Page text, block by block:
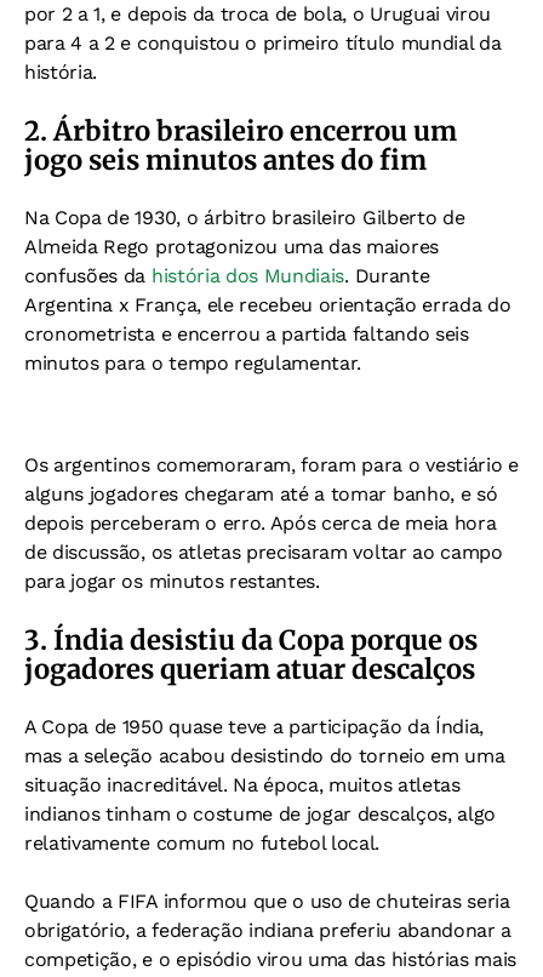
por 2 a 1, e depois da troca de bola, o Uruguai virou
para 4 a 2 e conquistou o primeiro título mundial da
história.
2. Árbitro brasileiro encerrou um
jogo seis minutos antes do fim
Na Copa de 1930, o árbitro brasileiro Gilberto de
Almeida Rego protagonizou uma das maiores
confusões da história dos Mundiais. Durante
Argentina x França, ele recebeu orientação errada do
cronometrista e encerrou a partida faltando seis
minutos para o tempo regulamentar.
Os argentinos comemoraram, foram para o vestiário e
alguns jogadores chegaram até a tomar banho, e só
depois perceberam o erro. Após cerca de meia hora
de discussão, os atletas precisaram voltar ao campo
para jogar os minutos restantes.
3. Índia desistiu da Copa porque os
jogadores queriam atuar descalços
A Copa de 1950 quase teve a participação da Índia,
mas a seleção acabou desistindo do torneio em uma
situação inacreditável. Na época, muitos atletas
indianos tinham o costume de jogar descalços, algo
relativamente comum no futebol local.
Quando a FIFA informou que o uso de chuteiras seria
obrigatório, a federação indiana preferiu abandonar a
competição, e o episódio virou uma das histórias mais